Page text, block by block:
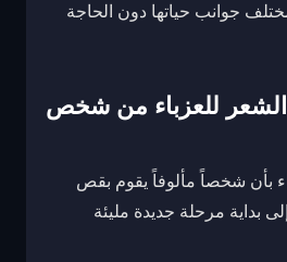
جوانب حياتها دون الحاجة
للعزباء من شخص
بأن شخصاً مألوفاً يقوم بقص
بداية مرحلة جديدة مليئة